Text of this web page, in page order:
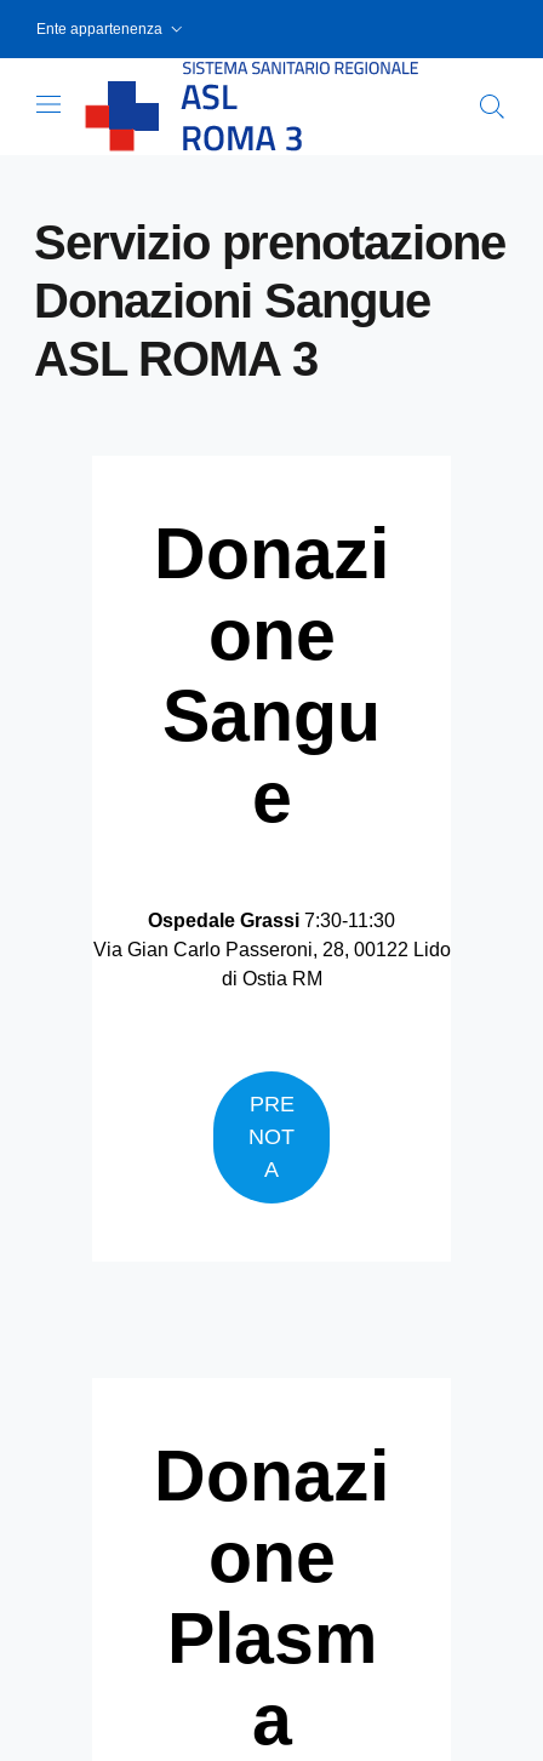
Ente appartenenza
Servizio prenotazione
Donazioni Sangue
ASL ROMA 3
Donazi
one
Sangu
e
Ospedale Grassi 7:30-11:30
Via Gian Carlo Passeroni, 28, 00122 Lido
di Ostia RM
PRE
NOT
A
Donazi
one
Plasm
a